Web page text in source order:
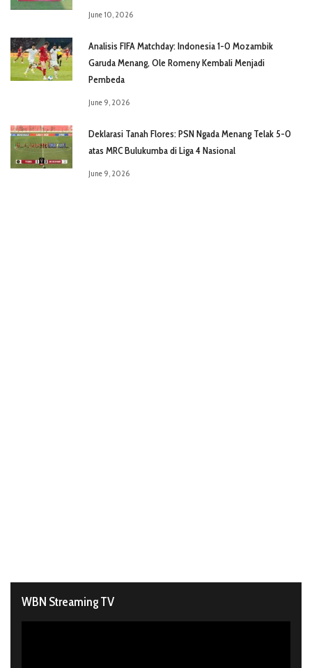
June 10, 2026
Analisis FIFA Matchday: Indonesia 1-0 Mozambik
Garuda Menang, Ole Romeny Kembali Menjadi
Pembeda
June 9, 2026
Deklarasi Tanah Flores: PSN Ngada Menang Telak 5-0
atas MRC Bulukumba di Liga 4 Nasional
June 9, 2026
WBN Streaming TV